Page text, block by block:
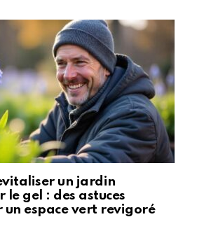
un jardin
gel : des astuces
un espace vert revigoré